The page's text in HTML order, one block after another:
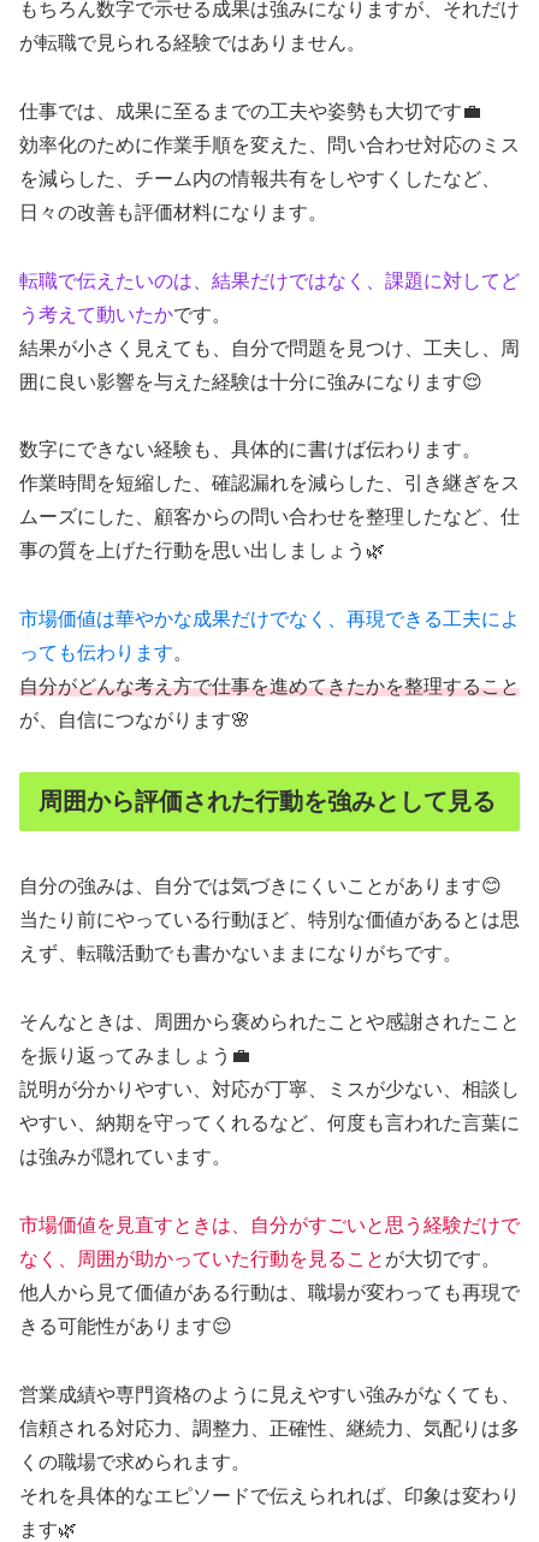
もちろん数字で示せる成果は強みになりますが、それだけ
が転職で見られる経験ではありません。
仕事では、成果に至るまでの工夫や姿勢も大切です💼
効率化のために作業手順を変えた、問い合わせ対応のミス
を減らした、チーム内の情報共有をしやすくしたなど、
日々の改善も評価材料になります。
転職で伝えたいのは、結果だけではなく、課題に対してど
う考えて動いたかです。
結果が小さく見えても、自分で問題を見つけ、工夫し、周
囲に良い影響を与えた経験は十分に強みになります😌
数字にできない経験も、具体的に書けば伝わります。
作業時間を短縮した、確認漏れを減らした、引き継ぎをス
ムーズにした、顧客からの問い合わせを整理したなど、仕
事の質を上げた行動を思い出しましょう🌿
市場価値は華やかな成果だけでなく、再現できる工夫によ
っても伝わります。
自分がどんな考え方で仕事を進めてきたかを整理すること
が、自信につながります🌸
周囲から評価された行動を強みとして見る
自分の強みは、自分では気づきにくいことがあります😊
当たり前にやっている行動ほど、特別な価値があるとは思
えず、転職活動でも書かないままになりがちです。
そんなときは、周囲から褒められたことや感謝されたこと
を振り返ってみましょう💼
説明が分かりやすい、対応が丁寧、ミスが少ない、相談し
やすい、納期を守ってくれるなど、何度も言われた言葉に
は強みが隠れています。
市場価値を見直すときは、自分がすごいと思う経験だけで
なく、周囲が助かっていた行動を見ること が大切です。
他人から見て価値がある行動は、職場が変わっても再現で
きる可能性があります😌
営業成績や専門資格のように見えやすい強みがなくても、
信頼される対応力、調整力、正確性、継続力、気配りは多
くの職場で求められます。
それを具体的なエピソードで伝えられれば、印象は変わり
ます🌿